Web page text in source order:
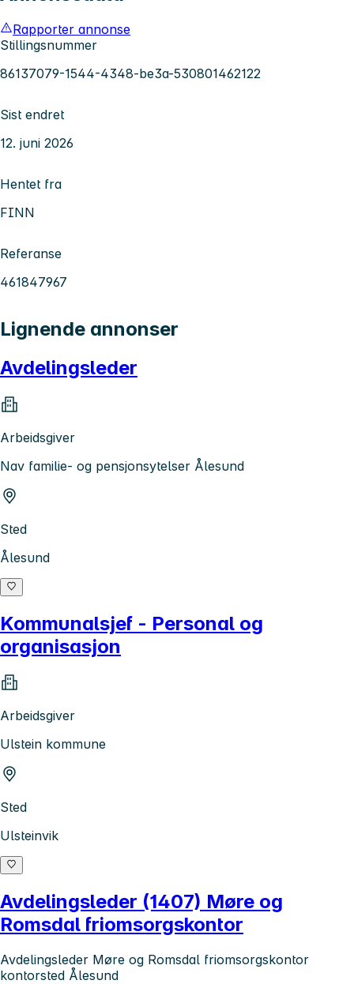
Rapporter annonse
Stillingsnummer
86137079-1544-4348-be3a-530801462122
Sist endret
12. juni 2026
Hentet fra
FINN
Referanse
461847967
Lignende annonser
Avdelingsleder
Arbeidsgiver
Nav familie- og pensjonsytelser Ålesund
Sted
Ålesund
Kommunalsjef - Personal og
organisasjon
Arbeidsgiver
Ulstein kommune
Sted
Ulsteinvik
Avdelingsleder (1407) Møre og
Romsdal friomsorgskontor
Avdelingsleder Møre og Romsdal friomsorgskontor
kontorsted Ålesund